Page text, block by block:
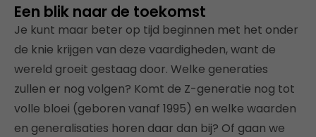
Een blik naar de toekomst
Je kunt maar beter op tijd beginnen met het onder
de knie krijgen van deze vaardigheden, want de
wereld groeit gestaag door. Welke generaties
zullen er nog volgen? Komt de Z-generatie nog tot
volle bloei (geboren vanaf 1995) en welke waarden
en generalisaties horen daar dan bij? Of gaan we